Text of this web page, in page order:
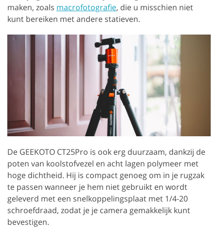
maken, zoals macrofotografie, die u misschien niet
kunt bereiken met andere statieven.
De GEEKOTO CT25Pro is ook erg duurzaam, dankzij de
poten van koolstofvezel en acht lagen polymeer met
hoge dichtheid. Hij is compact genoeg om in je rugzak
te passen wanneer je hem niet gebruikt en wordt
geleverd met een snelkoppelingsplaat met 1/4-20
schroefdraad, zodat je je camera gemakkelijk kunt
bevestigen.